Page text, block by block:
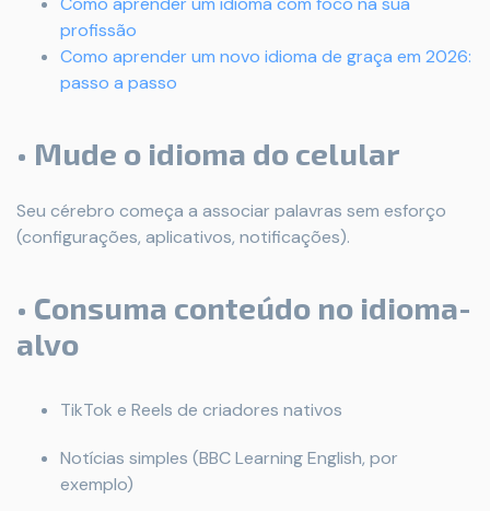
profissão
Como aprender um novo idioma de graça em 2026:
passo a passo
• Mude o idioma do celular
Seu cérebro começa a associar palavras sem esforço
(configurações, aplicativos, notificações).
• Consuma conteúdo no idioma-
alvo
TikTok e Reels de criadores nativos
Notícias simples (BBC Learning English, por
exemplo)